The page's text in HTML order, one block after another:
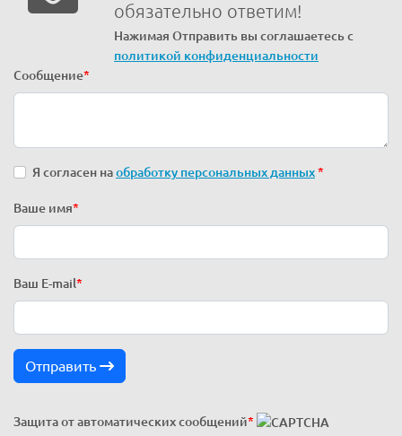
обязательно ответим!
Нажимая Отправить вы соглашаетесь с
политикой конфиденциальности
Сообщение*
Я согласен наобработку персональных данных*
Ваше имя*
Ваш E-mail *
Отправить
Защита от автоматических сообщений*